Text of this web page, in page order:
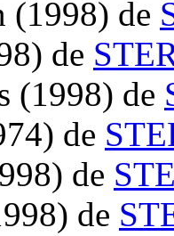
(1998) de
de
(1998) de
de
de
de